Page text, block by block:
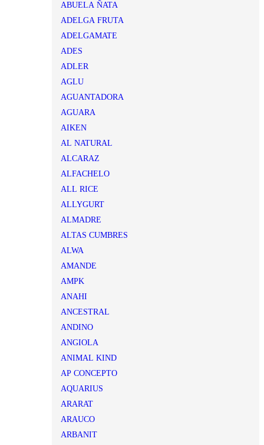
ABUELA ÑATA
ADELGA FRUTA
ADELGAMATE
ADES
ADLER
AGLU
AGUANTADORA
AGUARA
AIKEN
AL NATURAL
ALCARAZ
ALFACHELO
ALL RICE
ALLYGURT
ALMADRE
ALTAS CUMBRES
ALWA
AMANDE
AMPK
ANAHI
ANCESTRAL
ANDINO
ANGIOLA
ANIMAL KIND
AP CONCEPTO
AQUARIUS
ARARAT
ARAUCO
ARBANIT